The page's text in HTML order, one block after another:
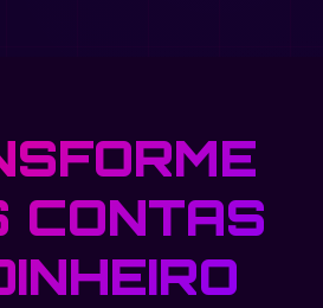
CONTAS